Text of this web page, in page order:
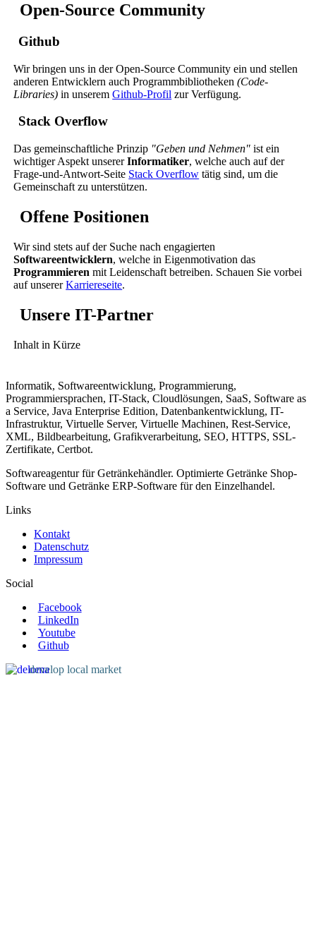
Open-Source Community
Github
Wir bringen uns in der Open-Source Community ein und stellen
anderen Entwicklern auch Programmbibliotheken(Code-
Libraries) in unseremGithub-Profil zur Verfügung.
Stack Overflow
Das gemeinschaftliche Prinzip "Geben und Nehmen" ist ein
wichtiger Aspekt unsererInformatiker, welche auch auf der
Frage-und-Antwort-Seite Stack Overflow tätig sind, um die
Gemeinschaft zu unterstützen.
Offene Positionen
Wir sind stets auf der Suche nach engagierten
Softwareentwicklern, welche in Eigenmotivation das
Programmieren mit Leidenschaft betreiben. Schauen Sie vorbei
auf unsererKarriereseite.
Unsere IT-Partner
Inhalt in Kürze
Informatik, Softwareentwicklung, Programmierung,
Programmiersprachen, IT-Stack, Cloudlösungen, SaaS, Software as
a Service, Java Enterprise Edition, Datenbankentwicklung, IT-
Infrastruktur, Virtuelle Server, Virtuelle Machinen, Rest-Service,
XML, Bildbearbeitung, Grafikverarbeitung, SEO, HTTPS, SSL-
Zertifikate, Certbot.
Softwareagentur für Getränkehändler. Optimierte Getränke Shop-
Software und Getränke ERP-Software für den Einzelhandel.
Links
Kontakt
Datenschutz
Impressum
Social
Facebook
LinkedIn
Youtube
Github
develop local market